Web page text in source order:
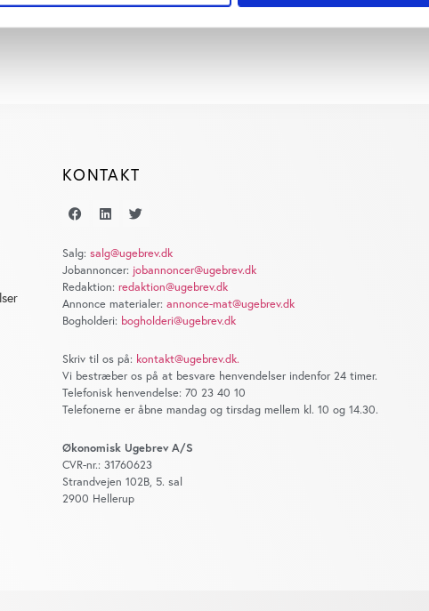
KONTAKT
Salg: salg@ugebrev.dk
Jobannoncer: jobannoncer@ugebrev.dk
Redaktion: redaktion@ugebrev.dk
Annonce materialer: annonce-mat@ugebrev.dk
Bogholderi: bogholderi@ugebrev.dk
Skriv til os på: kontakt@ugebrev.dk.
Vi bestræber os på at besvare henvendelser indenfor 24 timer.
Telefonisk henvendelse: 70 23 40 10
Telefonerne er åbne mandag og tirsdag mellem kl. 10 og 14.30.
Økonomisk Ugebrev A/S
CVR-nr.: 31760623
Strandvejen 102B, 5. sal
2900 Hellerup